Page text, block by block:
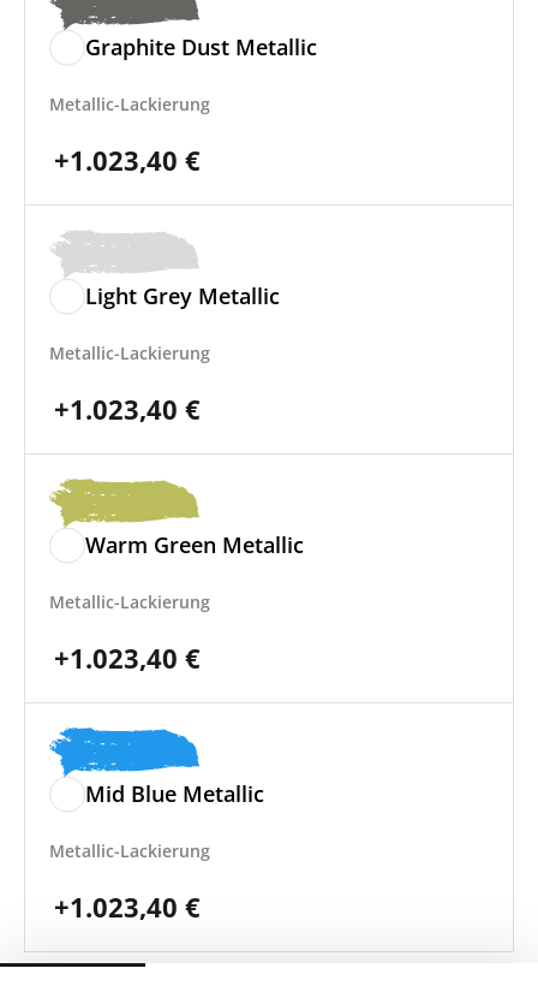
Graphite Dust Metallic
Metallic-Lackierung
+1.023,40 €
Light Grey Metallic
Metallic-Lackierung
+1.023,40 €
Warm Green Metallic
Metallic-Lackierung
+1.023,40 €
Mid Blue Metallic
Metallic-Lackierung
+1.023,40 €